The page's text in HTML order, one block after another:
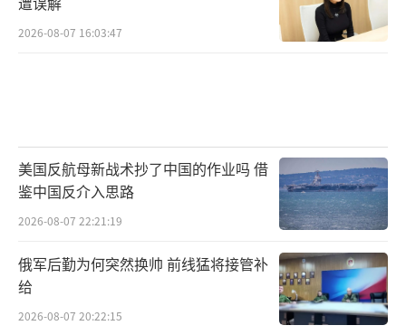
2026-08-07 16:03:47
美国反航母新战术抄了中国的作业吗 借
鉴中国反介入思路
2026-08-07 22:21:19
俄军后勤为何突然换帅 前线猛将接管补
给
2026-08-07 20:22:15